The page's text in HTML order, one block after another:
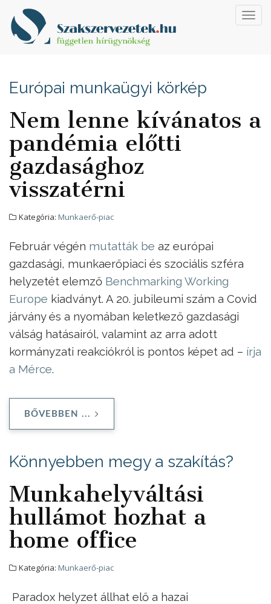
Európai munkaügyi körkép
Nem lenne kívánatos a
pandémia előtti
gazdasághoz
visszatérni
Kategória: Munkaerő-piac
Február végén mutatták be az európai
gazdasági, munkaerőpiaci és szociális szféra
helyzetét elemző Benchmarking Working
Europe kiadványt. A 20. jubileumi szám a Covid
járvány és a nyomában keletkező gazdasági
válság hatásairól, valamint az arra adott
kormányzati reakciókról is pontos képet ad – írja
a Mérce.
BŐVEBBEN ...
Könnyebben megy a szakítás?
Munkahelyváltási
hullámot hozhat a
home office
Kategória: Munkaerő-piac
Paradox helyzet állhat elő a hazai